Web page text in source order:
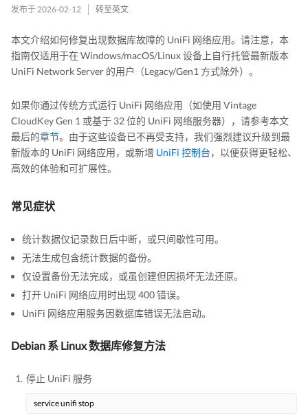
发布于 2026-02-12 转至英文
本文介绍如何修复出现数据库故障的 UniFi 网络应用。请注意，本
指南仅适用于在 Windows/macOS/Linux 设备上自行托管最新版本
UniFi Network Server 的用户（Legacy/Gen1 方式除外）。
如果你通过传统方式运行 UniFi 网络应用（如使用 Vintage
CloudKey Gen 1 或基于 32 位的 UniFi 网络服务器），请参考本文
最后的章节。由于这些设备已不再受支持，我们强烈建议升级到最
新版本的 UniFi 网络应用，或新增 UniFi 控制台，以便获得更轻松、
高效的体验和可扩展性。
常见症状
统计数据仅记录数日后中断，或只间歇性可用。
无法生成包含统计数据的备份。
仅设置备份无法完成，或虽创建但因损坏无法还原。
打开 UniFi 网络应用时出现 400 错误。
UniFi 网络应用服务因数据库错误无法启动。
Debian 系 Linux 数据库修复方法
停止 UniFi 服务
service unifi stop